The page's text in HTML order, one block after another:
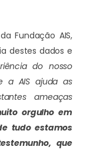
Fundação AIS,
destes dados e
do nosso
a AIS ajuda as
ameaças
orgulho em
tudo estamos
que